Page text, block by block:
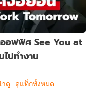
อฟฟิศ See You at
ปทำงาน
าดู ดูแท็กทั้งหมด